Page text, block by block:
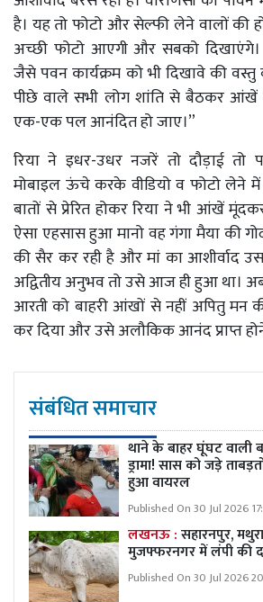
है। यह तो फोटो और सेल्फी लेने वालों की
अच्छी फोटो आएगी और सबको दिखाएंगे।
जैसे पवन कार्यक्रम को भी दिखावे की
पीछे वाले सभी लोग शांति से बैठकर
एक-एक पल आनंदित हो जाए।”
रिया ने इधर-उधर नजरें तो दौड़ाई तो
मोबाइल ऊंचेकरके वीडियोव फोटोलेने में
बातों सेप्रेरित होकररिया नेभी आंखें
ऐसाएहसासहुआमानोवहगंगामैयाकी
कीसैर कररहीहै औरमां काआशीर्वादउस
अद्वितीयअनुभवतोउसेआजहीहुआथा।
आरतीको बाहरीआंखों सेनहीं अपितुमन
करदियाऔरउसेअलौकिकआनंदप्राप्त
संबंधित समाचार
थाने के बाहर घूंघट वाली
ड्रामा! सास को जड़े
हुआ वायरल
Published On 30 Jul 2026
लखनऊ :सहारनपुर,
मुजफ्फरनगर में लंपी की
Published On 30 Jul 2026